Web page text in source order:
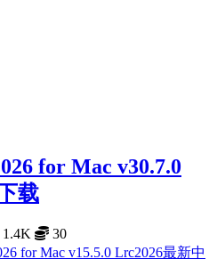
for Mac v30.7.0
载
1.4K 30